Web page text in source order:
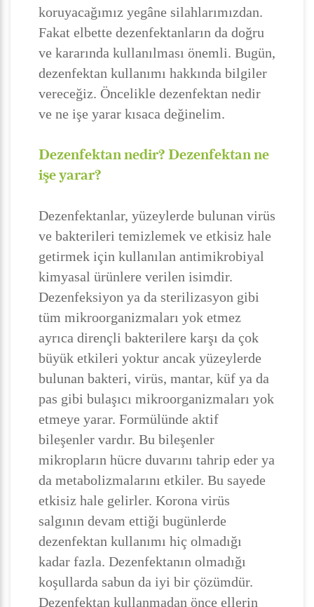
koruyacağımız yegâne silahlarımızdan.
Fakat elbette dezenfektanların da doğru
ve kararında kullanılması önemli. Bugün,
dezenfektan kullanımı hakkında bilgiler
vereceğiz. Öncelikle dezenfektan nedir
ve ne işe yarar kısaca değinelim.
Dezenfektan nedir? Dezenfektan ne
işe yarar?
Dezenfektanlar, yüzeylerde bulunan virüs
ve bakterileri temizlemek ve etkisiz hale
getirmek için kullanılan antimikrobiyal
kimyasal ürünlere verilen isimdir.
Dezenfeksiyon ya da sterilizasyon gibi
tüm mikroorganizmaları yok etmez
ayrıca dirençli bakterilere karşı da çok
büyük etkileri yoktur ancak yüzeylerde
bulunan bakteri, virüs, mantar, küf ya da
pas gibi bulaşıcı mikroorganizmaları yok
etmeye yarar. Formülünde aktif
bileşenler vardır. Bu bileşenler
mikropların hücre duvarını tahrip eder ya
da metabolizmalarını etkiler. Bu sayede
etkisiz hale gelirler. Korona virüs
salgının devam ettiği bugünlerde
dezenfektan kullanımı hiç olmadığı
kadar fazla. Dezenfektanın olmadığı
koşullarda sabun da iyi bir çözümdür.
Dezenfektan kullanmadan önce ellerin